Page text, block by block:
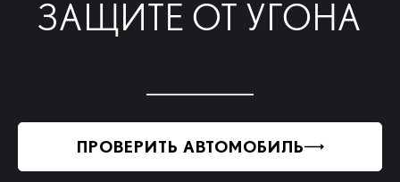
ЗАЩИТЕ ОТ УГОНА
ПРОВЕРИТЬ АВТОМОБИЛЬ